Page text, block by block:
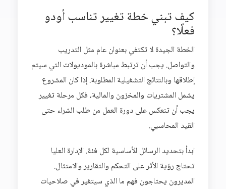
كيف تبني خطة تغيير تناسب أودو
فعلًا؟
الخطة الجيدة لا تكتفي بعنوان عام مثل التدريب
والتواصل. يجب أن ترتبط مباشرة بالموديولات التي سيتم
إطلاقها وبالنتائج التشغيلية المطلوبة. إذا كان المشروع
يشمل المشتريات والمخزون والمالية، فكل مرحلة تغيير
يجب أن تنعكس على دورة العمل من طلب الشراء حتى
القيد المحاسبي.
ابدأ بتحديد الرسائل الأساسية لكل فئة. الإدارة العليا
تحتاج رؤية الأثر على التحكم والتقارير والامتثال.
المديرون يحتاجون فهم ما الذي سيتغير في صلاحيات